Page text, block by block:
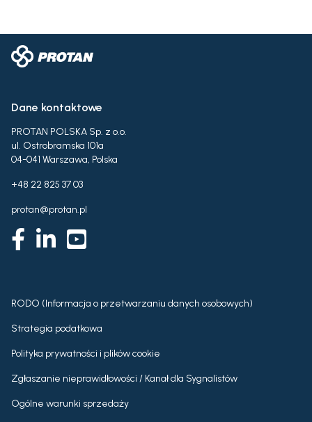
Dane kontaktowe
PROTAN POLSKA Sp. z o.o.
ul. Ostrobramska 101a
04-041 Warszawa, Polska
+48 22 825 37 03
protan@protan.pl
RODO (Informacja o przetwarzaniu danych osobowych)
Strategia podatkowa
Polityka prywatności i plików cookie
Zgłaszanie nieprawidłowości / Kanał dla Sygnalistów
Ogólne warunki sprzedaży